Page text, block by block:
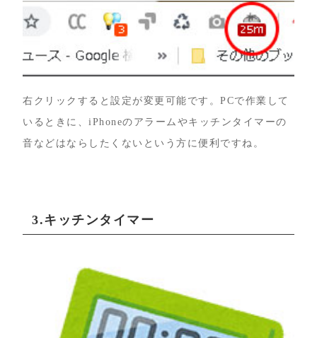
右クリックすると設定が変更可能です。PCで作業して
いるときに、iPhoneのアラームやキッチンタイマーの
音などはならしたくないという方に便利ですね。
3.キッチンタイマー